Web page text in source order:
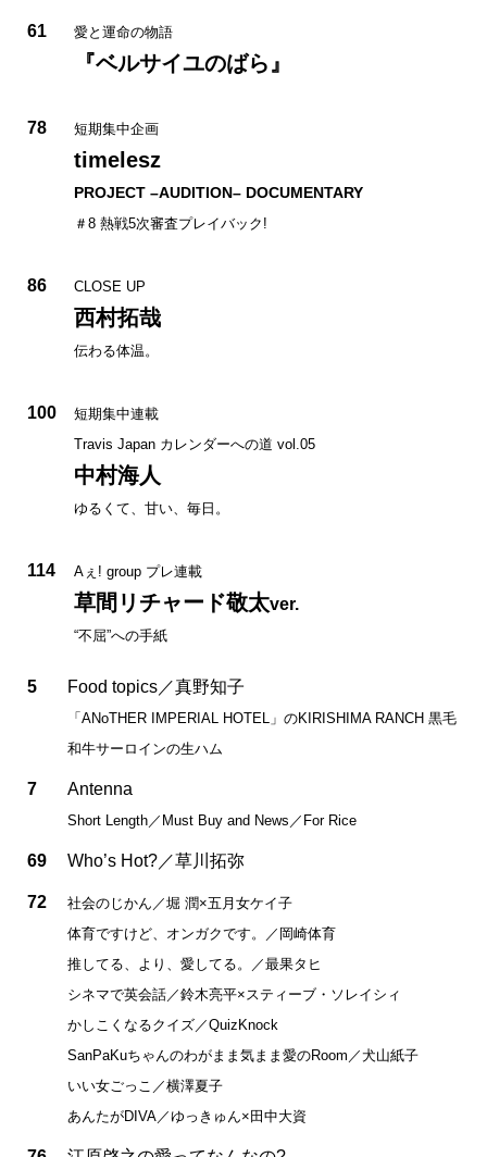
61 愛と運命の物語
『ベルサイユのばら』
78 短期集中企画
timelesz
PROJECT –AUDITION– DOCUMENTARY
＃8 熱戦5次審査プレイバック!
86 CLOSE UP
西村拓哉
伝わる体温。
100
短期集中連載
Travis Japan カレンダーへの道 vol.05
中村海人
ゆるくて、甘い、毎日。
114 Aぇ! group プレ連載
草間リチャード敬太ver.
“不屈”への手紙
5 Food topics／真野知子
「ANoTHER IMPERIAL HOTEL」のKIRISHIMA RANCH 黒毛
和牛サーロインの生ハム
7 Antenna
Short Length／Must Buy and News／For Rice
69 Who’s Hot?／草川拓弥
72
社会のじかん／堀 潤×五月女ケイ子
体育ですけど、オンガクです。／岡崎体育
推してる、より、愛してる。／最果タヒ
シネマで英会話／鈴木亮平×スティーブ・ソレイシィ
かしこくなるクイズ／QuizKnock
SanPaKuちゃんのわがまま気まま愛のRoom／犬山紙子
いい女ごっこ／横澤夏子
あんたがDIVA／ゆっきゅん×田中大資